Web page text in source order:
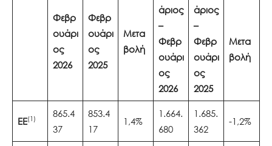
Φεβρ
ουάρι
ος
2026
Φεβρ
ουάρι
ος
2025
Μετα
βολή
άριος
–
Φεβρ
ουάρι
ος
2026
άριος
–
Φεβρ
ουάρι
ος
2025
Μετα
βολή
ΕΕ(1)
865.4
37
853.4
17
1,4%
1.664.
680
1.685.
362
-1,2%